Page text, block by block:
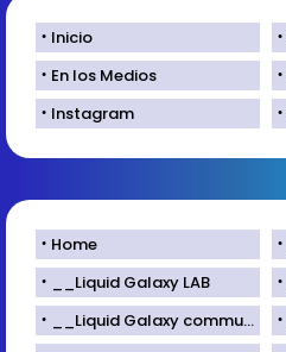
Inicio
En los Medios
Instagram
Home
__Liquid Galaxy LAB
__Liquid Galaxy community